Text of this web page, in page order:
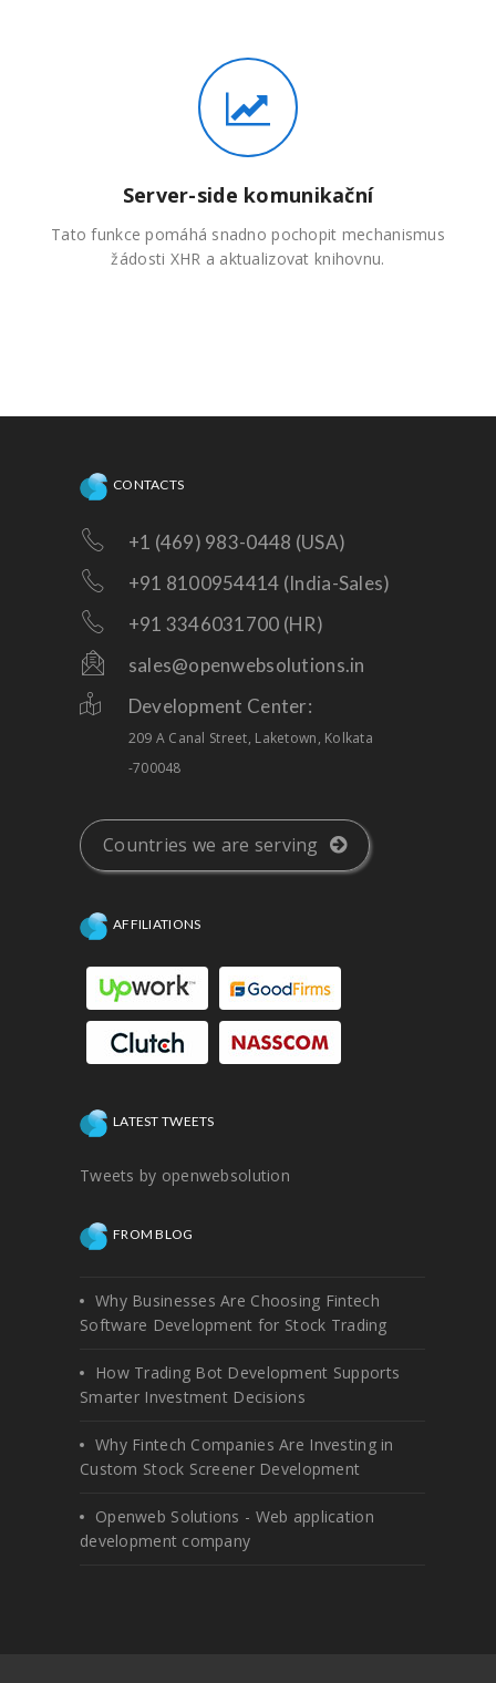
Server-side komunikační
Tato funkce pomáhá snadno pochopit mechanismus
žádosti XHR a aktualizovat knihovnu.
CONTACTS
+1 (469) 983-0448 (USA)
+91 8100954414 (India-Sales)
+91 3346031700 (HR)
sales@openwebsolutions.in
Development Center:
209 A Canal Street, Laketown, Kolkata
-700048
Countries we are serving
AFFILIATIONS
LATEST TWEETS
Tweets by openwebsolution
FROM BLOG
Why Businesses Are Choosing Fintech
Software Development for Stock Trading
How Trading Bot Development Supports
Smarter Investment Decisions
Why Fintech Companies Are Investing in
Custom Stock Screener Development
Openweb Solutions - Web application
development company